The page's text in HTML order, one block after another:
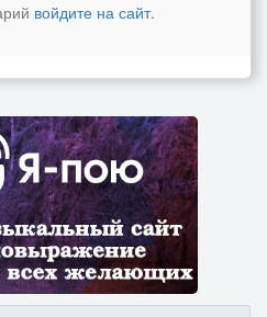
войдите на сайт.